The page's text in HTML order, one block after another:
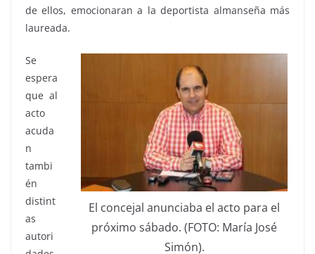
de ellos, emocionaran a la deportista almanseña más
laureada.
El concejal anunciaba el acto para el
próximo sábado. (FOTO: María José
Simón).
Se
espera
que al
acto
acuda
n
tambi
én
distint
as
autori